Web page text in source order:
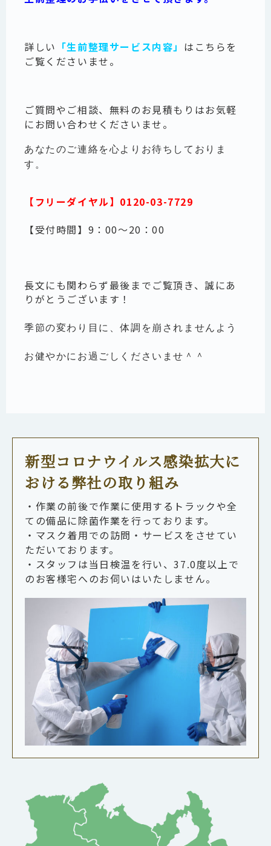
詳しい 「生前整理サービス内容」 はこちらを
ご覧くださいませ。
ご質問やご相談、無料のお見積もりはお気軽
にお問い合わせくださいませ。
あなたのご連絡を心よりお待ちしておりま
す。
【フリーダイヤル】 0120-03-7729
【受付時間】9：00～20：00
長文にも関わらず最後までご覧頂き、誠にあ
りがとうございます！
季節の変わり目に、体調を崩されませんよう
お健やかにお過ごしくださいませ＾＾
新型コロナウイルス感染拡大に
おける弊社の取り組み
・作業の前後で作業に使用するトラックや全
ての備品に除菌作業を行っております。
・マスク着用での訪問・サービスをさせてい
ただいております。
・スタッフは当日検温を行い、37.0度以上で
のお客様宅へのお伺いはいたしません。